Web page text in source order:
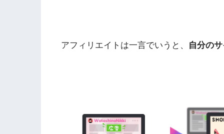
アフィリエイトは一言でいうと、 自分の